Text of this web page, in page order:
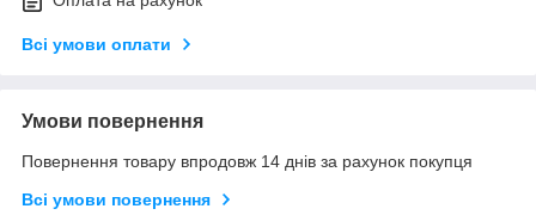
Всі умови оплати
Умови повернення
Повернення товару впродовж 14 днів за рахунок покупця
Всі умови повернення